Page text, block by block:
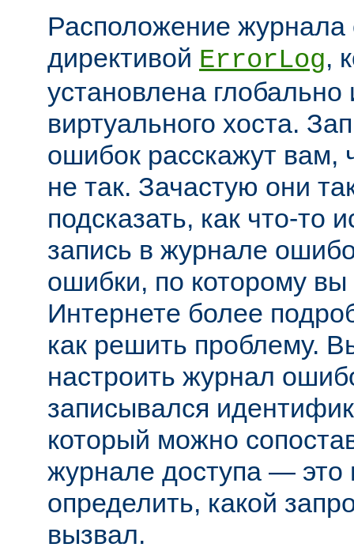
Расположение журнала
директивой ErrorLog,
установлена
виртуального хоста.
ошибок расскажут вам,
не так. Зачастую они
подсказать, как что-то
запись в журнале
ошибки, по которому
Интернете более
как решить проблему.
настроить журнал
записывался
который можно
журнале доступа — это
определить, какой
вызвал.